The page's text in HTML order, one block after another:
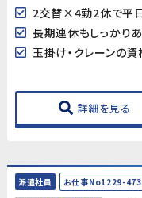
長期連休もしっかり
玉掛け・クレーンの
詳細を見る
派遣社員 お仕事No1229-